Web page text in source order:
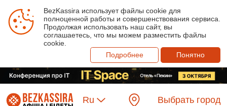
BezKassira использует файлы cookie для
полноценной работы и совершенствования сервиса.
Продолжая использовать наш сайт, вы
соглашаетесь, что мы можем разместить файлы
cookie.
Подробнее
Понятно
Ru Выбрать город